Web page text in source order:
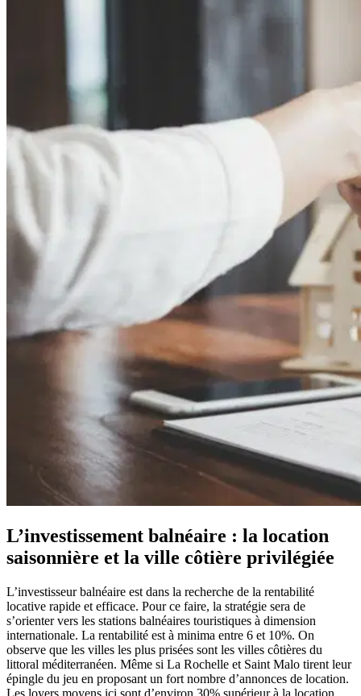
L’investissement balnéaire : la location
saisonnière et la ville côtière privilégiée
L’investisseur balnéaire est dans la recherche de la rentabilité
locative rapide et efficace. Pour ce faire, la stratégie sera de
s’orienter vers les stations balnéaires touristiques à dimension
internationale. La rentabilité est à minima entre 6 et 10%. On
observe que les villes les plus prisées sont les villes côtières du
littoral méditerranéen. Même si La Rochelle et Saint Malo tirent leur
épingle du jeu en proposant un fort nombre d’annonces de location.
Les loyers moyens ici sont d’environ 30% supérieur à la location